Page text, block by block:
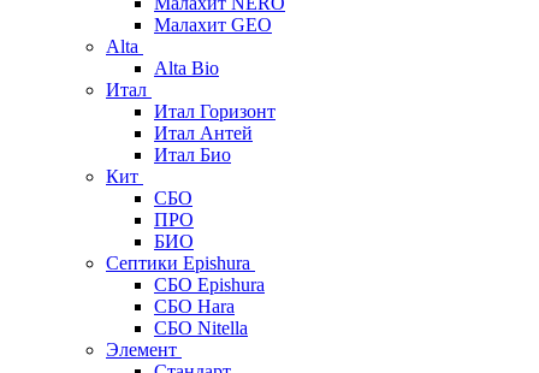
Малахит GEO
Alta
Alta Bio
Итал
Итал Горизонт
Итал Антей
Итал Био
Кит
СБО
ПРО
БИО
Септики Epishura
СБО Epishura
СБО Hara
СБО Nitella
Элемент